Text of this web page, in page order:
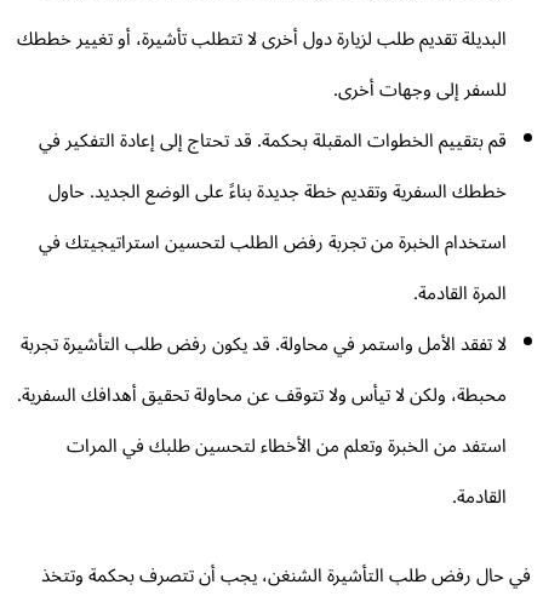
البديلة تقديم طلب لزيارة دول أخرى لا تتطلب تأشيرة، أو تغيير خططك
للسفر إلى وجهات أخرى.
قم بتقييم الخطوات المقبلة بحكمة. قد تحتاج إلى إعادة التفكير في
خططك السفرية وتقديم خطة جديدة بناءً على الوضع الجديد. حاول
استخدام الخبرة من تجربة رفض الطلب لتحسين استراتيجيتك في
المرة القادمة.
لا تفقد الأمل واستمر في محاولة. قد يكون رفض طلب التأشيرة تجربة
محبطة، ولكن لا تيأس ولا تتوقف عن محاولة تحقيق أهدافك السفرية.
استفد من الخبرة وتعلم من الأخطاء لتحسين طلبك في المرات
القادمة.
حال رفض طلب التأشيرة الشنغن، يجب أن تتصرف بحكمة وتتخذ